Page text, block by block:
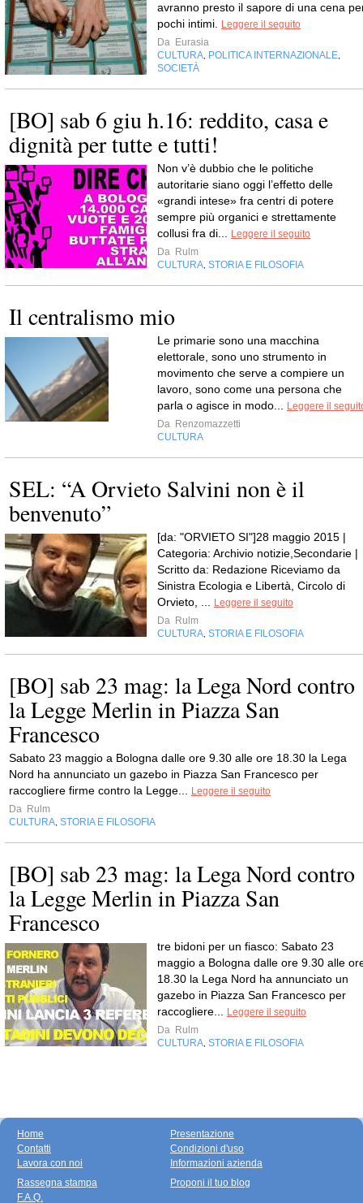
avranno presto il sapore di una cena
pochi intimi. Leggere il seguito
Da Eurasia
CULTURA, POLITICA INTERNAZIONALE,
SOCIETÀ
[BO] sab 6 giu h.16: reddito, casa e
dignità per tutte e tutti!
Non v’è dubbio che le politiche
autoritarie siano oggi l’effetto delle
«grandi intese» fra centri di potere
sempre più organici e strettamente
collusi fra di... Leggere il seguito
Da Rulm
CULTURA, STORIA E FILOSOFIA
Il centralismo mio
Le primarie sono una macchina
elettorale, sono uno strumento in
movimento che serve a compiere un
lavoro, sono come una persona che
parla o agisce in modo... Leggere il
Da Renzomazzetti
CULTURA
SEL: “A Orvieto Salvini non è il
benvenuto”
[da: "ORVIETO SI"]28 maggio 2015 |
Categoria: Archivio notizie,Secondarie |
Scritto da: Redazione Riceviamo da
Sinistra Ecologia e Libertà, Circolo di
Orvieto, ... Leggere il seguito
Da Rulm
CULTURA, STORIA E FILOSOFIA
[BO] sab 23 mag: la Lega Nord contro
la Legge Merlin in Piazza San
Francesco
Sabato 23 maggio a Bologna dalle ore 9.30 alle ore 18.30 la Lega
Nord ha annunciato un gazebo in Piazza San Francesco per
raccogliere firme contro la Legge... Leggere il seguito
Da Rulm
CULTURA, STORIA E FILOSOFIA
[BO] sab 23 mag: la Lega Nord contro
la Legge Merlin in Piazza San
Francesco
tre bidoni per un fiasco: Sabato 23
maggio a Bologna dalle ore 9.30 alle
18.30 la Lega Nord ha annunciato un
gazebo in Piazza San Francesco per
raccogliere... Leggere il seguito
Da Rulm
CULTURA, STORIA E FILOSOFIA
Home
Contatti
Lavora con noi
Presentazione
Condizioni d'uso
Informazioni azienda
Rassegna stampa
F.A.Q.
Proponi il tuo blog